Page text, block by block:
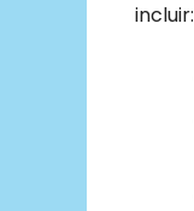
incluir: